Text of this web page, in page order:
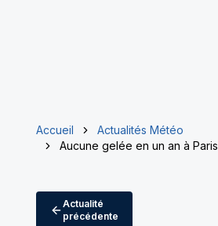
Accueil
Actualités Météo
Aucune gelée en un an à Paris
Actualité
précédente